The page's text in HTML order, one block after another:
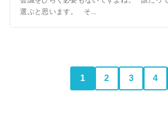
選ぶと思います。 そ...
1 2 3 4